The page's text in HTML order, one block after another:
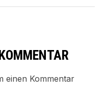
einen Kommentar